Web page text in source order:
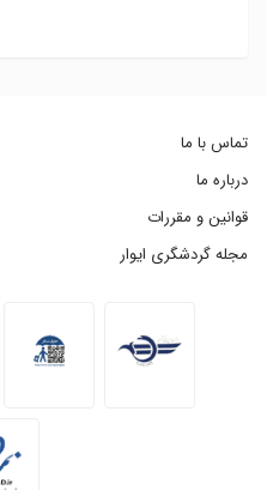
تماس با ما
درباره ما
قوانین و مقررات
مجله گردشگری ایوار